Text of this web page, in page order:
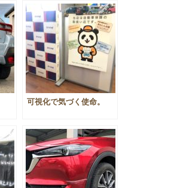
可視化で気づく使命。